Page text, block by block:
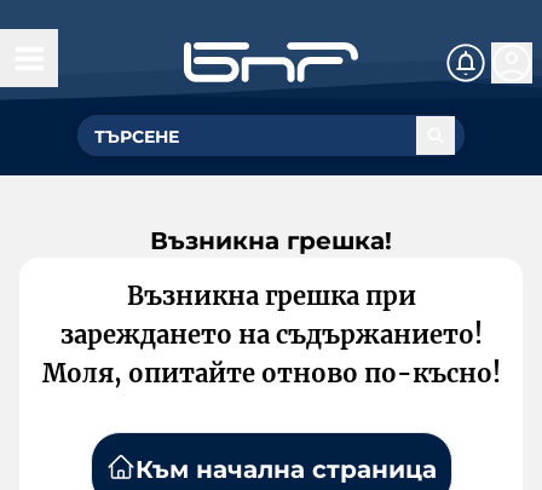
Възникна грешка!
Възникна грешка при
зареждането на съдържанието!
Моля, опитайте отново по-късно!
Към начална страница